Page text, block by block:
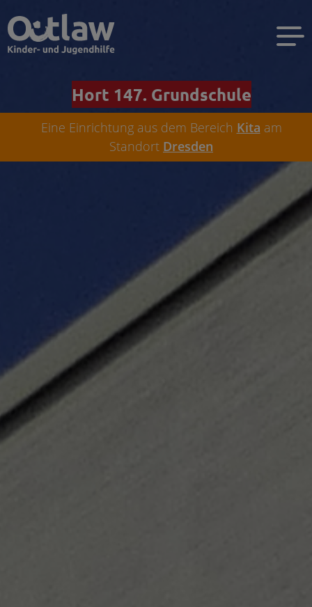
Hort 147. Grundschule
Eine Einrichtung aus dem Bereich Kita am
Standort Dresden